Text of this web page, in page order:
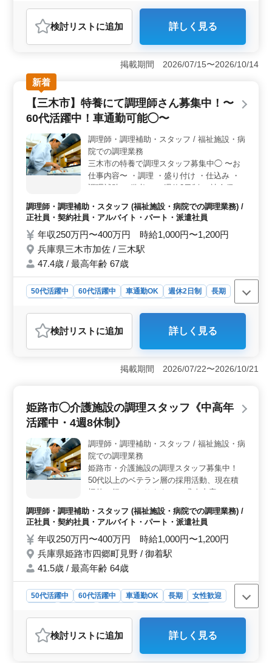
調理師・調理補助・スタッフ
おすすめポイント
＜残業なしで働きやすい環境＞ 残業がなく、無理のな
いシフトで働けるため、ワークライフバランスを大切に
したい方におすすめです。固定シフトの相談も可能なの
で、ライフスタイルに合わせた働き方が実現できま
す。 ＜経験を活かして長期勤務可能＞ 調理経験が1
年以上あれば応募でき、栄養士の管理のもとで調理業務
を行うため、福祉施設での経験を活かしながら、安心し
す。 ＜50代以上も活躍中・通勤便利＞ 50代、60代
の方も多く活躍しており、経験を持つ方が優遇される職
場です。また、車通勤が可能で無料駐車場も完備されて
いるため、通勤もスムーズです。通勤手当も支給され、
アクセスの良さも魅力です。
検討リスト に追加 詳しく見る
掲載期間 2026/07/15〜2026/10/14
新着
【三木市】特養にて調理師さん募集中！〜
60代活躍中！車通勤可能◯〜
調理師・調理補助・スタッフ / 福祉施設・病
院での調理業務
三木市の特養で調理スタッフ募集中◯ 〜お
仕事内容〜 ・調理 ・盛り付け ・仕込み ・
調理補助 〜備考〜 ・週休2日制 ・社会保険
績あり 今まで培ってきた経験を若手に教え
ていきませんか？ まずお気軽にお問い合わ
せください！
調理師・調理補助・スタッフ (福祉施設・病院での調理業務) /
正社員・契約社員・アルバイト・パート・派遣社員
年収250万円〜400万円 時給1,000円〜1,200円
兵庫県三木市加佐 / 三木駅
47.4歳 / 最高年齢 67歳
50代活躍中 60代活躍中 車通勤OK 週休2日制
長期
調理師・調理補助・スタッフ
おすすめポイント
＜経験者優遇＞ 特養での調理スタッフ求人！ 経験豊
富な50代、60代も活躍中です。 社会保険完備、休日充
実の週2日休み制で安心して勤務できます。 ＜業務内
す。 ＜アクセス便利＞ 兵庫県三木市のこの施設
は、車通勤可で通勤ラクラク！ 安心して業務に専念で
検討リスト に追加 詳しく見る
掲載期間 2026/07/22〜2026/10/21
姫路市◯介護施設の調理スタッフ《中高年
活躍中・4週8休制》
調理師・調理補助・スタッフ / 福祉施設・病
院での調理業務
姫路市・介護施設の調理スタッフ募集中！
50代以上のベテラン層の採用活動、現在積
極的に行っております。 ＊求人内容＊ ・調
理補助 ＊備考＊ ・4週8休制(シフト制) ・マ
イカー通勤OK！ ・社会保険完備 培ってき
た経験を活かし、活躍してみませんか？ ブ
ランクのある方もご応募可能！ まずお気軽
にお問い合わせください。
調理師・調理補助・スタッフ (福祉施設・病院での調理業務) /
正社員・契約社員・アルバイト・パート・派遣社員
年収250万円〜400万円 時給1,000円〜1,200円
兵庫県姫路市四郷町見野 / 御着駅
41.5歳 / 最高年齢 64歳
50代活躍中 60代活躍中 車通勤OK 長期
女性歓迎
おすすめポイント
＜中高年活躍中＞ シニア世代活躍中の職場で経験を存
検討リスト に追加 詳しく見る